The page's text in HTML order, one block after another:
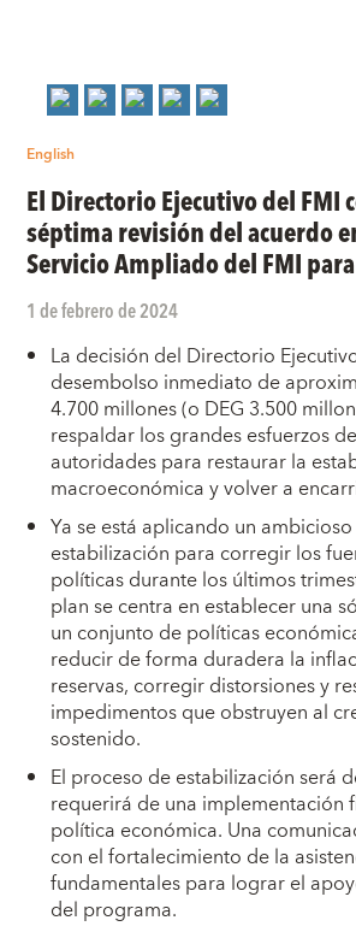
English
El Directorio Ejecutivo del FMI
séptima revisión del acuerdo
Servicio Ampliado del FMI
1 de febrero de 2024
La decisión del Directorio
desembolso inmediato de
4.700 millones (o DEG 3.500
respaldar los grandes esfuerzos
autoridades para restaurar la
macroeconómica y volver a
Ya se está aplicando un
estabilización para corregir los
políticas durante los últimos
plan se centra en establecer una
un conjunto de políticas
reducir de forma duradera la
reservas, corregir distorsiones y
impedimentos que obstruyen al
sostenido.
El proceso de estabilización será
requerirá de una implementación
política económica. Una
con el fortalecimiento de la
fundamentales para lograr el
del programa.